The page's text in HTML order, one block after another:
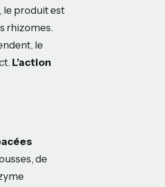
le produit est
rhizomes.
le
L’action
de